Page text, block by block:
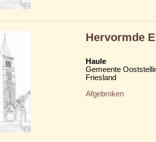
Hervormde
Haule
Gemeente
Friesland
Afgebroken